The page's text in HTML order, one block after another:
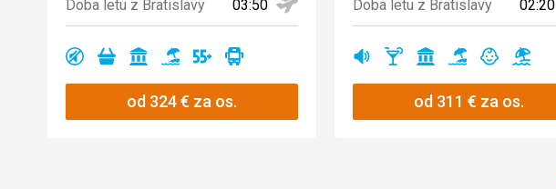
Doba letu z Bratislavy
03:50
AnoAnoAnoAnoAnoAno
od 324€ za os.
Doba letu z Bratislavy
02:20
AnoAnoAnoAnoAnoAno
od 311 € za os.